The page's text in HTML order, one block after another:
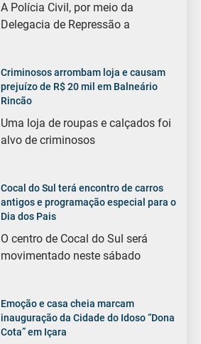
A Polícia Civil, por meio da
Delegacia de Repressão a
Criminosos arrombam loja e causam
prejuízo de R$ 20 mil em Balneário
Rincão
Uma loja de roupas e calçados foi
alvo de criminosos
Cocal do Sul terá encontro de carros
antigos e programação especial para o
Dia dos Pais
O centro de Cocal do Sul será
movimentado neste sábado
Emoção e casa cheia marcam
inauguração da Cidade do Idoso “Dona
Cota” em Içara